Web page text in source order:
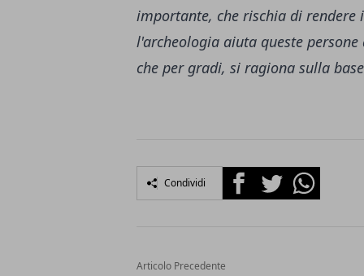
importante, che rischia di rendere
l'archeologia aiuta queste
che per gradi, si ragiona sulla
Condividi FacebookTwitterWhatsapp
Articolo Precedente